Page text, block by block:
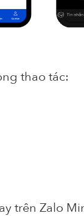
thao tác:
trên Zalo